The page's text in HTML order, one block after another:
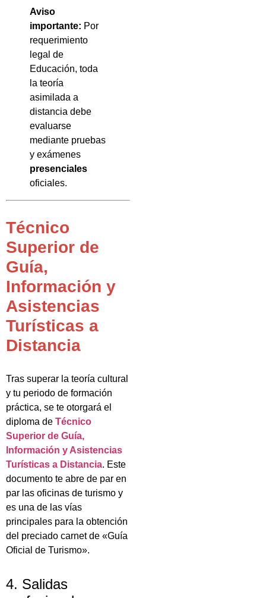
Aviso
importante: Por
requerimiento
legal de
Educación, toda
la teoría
asimilada a
distancia debe
evaluarse
mediante pruebas
y exámenes
presenciales
oficiales.
Técnico
Superior de
Guía,
Información y
Asistencias
Turísticas a
Distancia
Tras superar la teoría cultural
y tu periodo de formación
práctica, se te otorgará el
diploma de Técnico
Superior de Guía,
Información y Asistencias
Turísticas a Distancia. Este
documento te abre de par en
par las oficinas de turismo y
es una de las vías
principales para la obtención
del preciado carnet de «Guía
Oficial de Turismo».
4. Salidas